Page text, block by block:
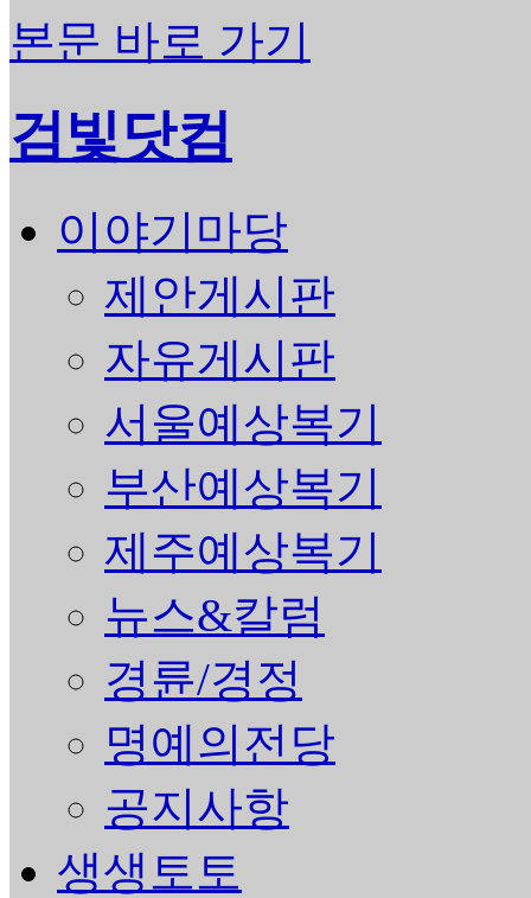
본문 바로 가기
검빛닷컴
이야기마당
제안게시판
자유게시판
서울예상복기
부산예상복기
제주예상복기
뉴스&칼럼
경륜/경정
명예의전당
공지사항
생생토토